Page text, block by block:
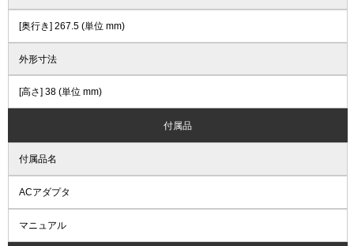
[奥行き] 267.5 (単位 mm)
外形寸法
[高さ] 38 (単位 mm)
付属品
付属品名
ACアダプタ
マニュアル